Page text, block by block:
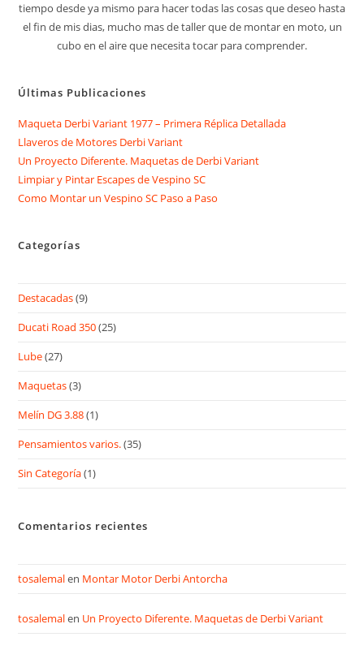
tiempo desde ya mismo para hacer todas las cosas que deseo hasta
el fin de mis dias, mucho mas de taller que de montar en moto, un
cubo en el aire que necesita tocar para comprender.
Últimas Publicaciones
Maqueta Derbi Variant 1977 – Primera Réplica Detallada
Llaveros de Motores Derbi Variant
Un Proyecto Diferente. Maquetas de Derbi Variant
Limpiar y Pintar Escapes de Vespino SC
Como Montar un Vespino SC Paso a Paso
Categorías
Destacadas(9)
Ducati Road 350(25)
Lube(27)
Maquetas(3)
Melín DG 3.88(1)
Pensamientos varios.(35)
Sin Categoría(1)
Comentarios recientes
tosalemalen Montar Motor Derbi Antorcha
tosalemalen Un Proyecto Diferente. Maquetas de Derbi Variant